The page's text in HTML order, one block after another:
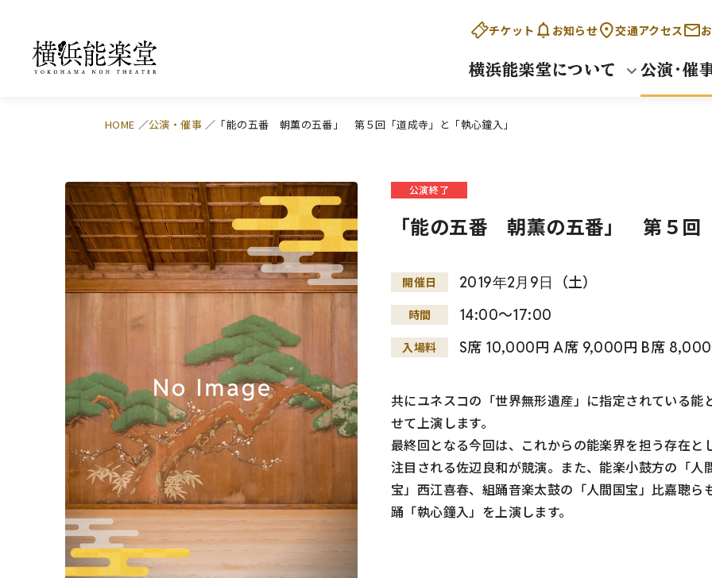
チケット お知らせ 交通アクセス
横浜能楽堂について 公演・催
HOME 公演・催事 「能の五番 朝薫の五番」 第５回「道成寺」と「執心鐘入」
公演終了
「能の五番 朝薫の五番」 第５回
開催日 2019年2月 9日 （土）
時間 14:00～17:00
入場料 S席 10,000円 A席 9,000円 B席
共にユネスコの「世界無形遺産」に指定されている
せて上演します。
最終回となる今回は、これからの能楽界を担う存在
注目される佐辺良和が競演。また、能楽小鼓方の「
宝」西江喜春、組踊音楽太鼓の「人間国宝」比嘉聰
踊「執心鐘入」を上演します。